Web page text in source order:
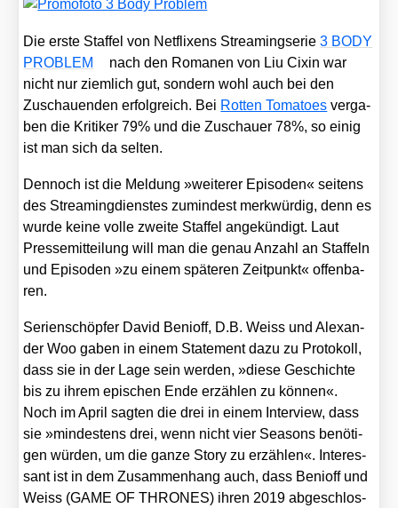
Die ers­te Staf­fel von Net­fli­xens Strea­ming­se­rie3 BODY
PROBLEM
nach den Roma­nen von Liu Cixin war
nicht nur ziem­lich gut, son­dern wohl auch bei den
Zuschau­en­den erfolg­reich. Bei Rot­ten Toma­toes ver­ga­
ben die Kri­ti­ker 79% und die Zuschau­er 78%, so einig
ist man sich da sel­ten.
Den­noch ist die Mel­dung »wei­te­rer Epi­so­den« sei­tens
des Strea­ming­diens­tes zumin­dest merk­wür­dig, denn es
wur­de kei­ne vol­le zwei­te Staf­fel ange­kün­digt. Laut
Pres­se­mit­tei­lung will man die genau Anzahl an Staf­feln
und Epi­so­den »zu einem spä­te­ren Zeit­punkt« offen­ba­
ren.
Seri­en­schöp­fer David Benioff, D.B. Weiss und Alex­an­
der Woo gaben in einem State­ment dazu zu Pro­to­koll,
dass sie in der Lage sein wer­den, »die­se Geschich­te
bis zu ihrem epi­schen Ende erzäh­len zu kön­nen«.
Noch im April sag­ten die drei in einem Inter­view, dass
sie »min­des­tens drei, wenn nicht vier Sea­sons benö­ti­
gen wür­den, um die gan­ze Sto­ry zu erzäh­len«. Inter­es­
sant ist in dem Zusam­men­hang auch, dass Benioff und
Weiss (GAME OF THRONES) ihren 2019 abge­schlos­